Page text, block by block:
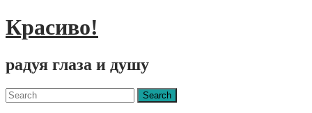
Красиво!
радуя глаза и душу
Menu
Search
for: